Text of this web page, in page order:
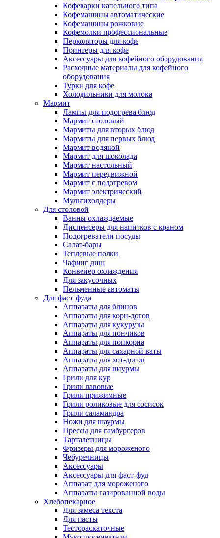
Кофеварки капельного типа
Кофемашины автоматические
Кофемашины рожковые
Кофемолки профессиональные
Перколяторы для кофе
Принтеры для кофе
Аксессуары для кофейного оборудования
Расходные материалы для кофейного
оборудования
Турки для кофе
Холодильники для молока
Мармит
Лампы для подогрева блюд
Мармит столовый
Мармиты для вторых блюд
Мармиты для первых блюд
Мармит водяной
Мармит для шоколада
Мармит настольный
Мармит передвижной
Мармит с подогревом
Мармит электрический
Мультихолдеры
Для столовой
Ванны охлаждаемые
Диспенсеры для напитков с краном
Подогреватели посуды
Салат-бары
Тепловые полки
Чафинг диш
Конвейер охлаждения
Для закусочных
Пельменные автоматы
Для фаст-фуда
Аппараты для блинов
Аппараты для корн-догов
Аппараты для кукурузы
Аппараты для пончиков
Аппараты для попкорна
Аппараты для сахарной ваты
Аппараты для хот-догов
Аппараты для шаурмы
Грили для кур
Грили лавовые
Грили прижимные
Грили роликовые для сосисок
Грили саламандра
Ножи для шаурмы
Прессы для гамбургеров
Тарталетницы
Фризеры для мороженого
Чебуречницы
Аксессуары
Аксессуары для фаст-фуд
Аппарат для мороженого
Аппараты газированной воды
Хлебопекарное
Для замеса текста
Для пасты
Тестораскаточные